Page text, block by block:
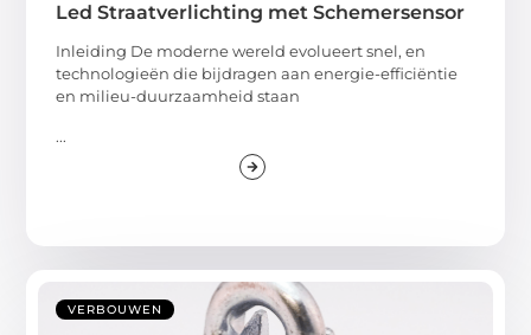
Led Straatverlichting met Schemersensor
Inleiding De moderne wereld evolueert snel, en
technologieën die bijdragen aan energie-efficiëntie
en milieu-duurzaamheid staan
...
VERBOUWEN